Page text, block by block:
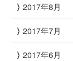
2017年8月
2017年7月
2017年6月